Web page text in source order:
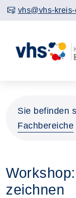
vhs@vhs-
Sie befinden
Fachbereiche
zeichnen